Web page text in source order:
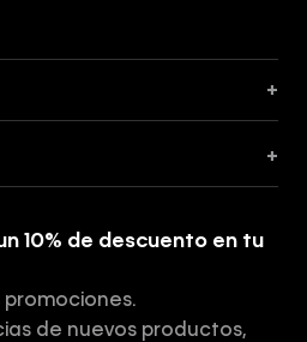
+
+
10% de descuento en tu
de nuevos productos,